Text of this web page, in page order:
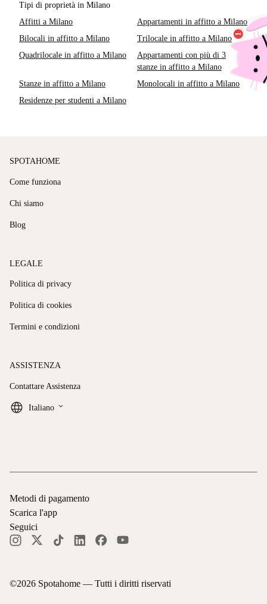
Tipi di proprietà in Milano
Affitti a Milano
Appartamenti in affitto a Milano
Bilocali in affitto a Milano
Trilocale in affitto a Milano
Quadrilocale in affitto a Milano
Appartamenti con più di 3
stanze in affitto a Milano
Stanze in affitto a Milano
Monolocali in affitto a Milano
Residenze per studenti a Milano
SPOTAHOME
Come funziona
Chi siamo
Blog
LEGALE
Politica di privacy
Politica di cookies
Termini e condizioni
ASSISTENZA
Contattare Assistenza
Italiano keyboard_arrow_down
©2026 Spotahome — Tutti i diritti riservati
Metodi di pagamento
Scarica l'app
Seguici